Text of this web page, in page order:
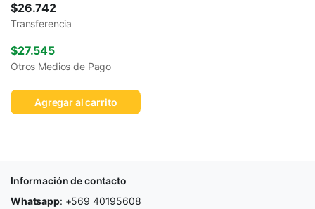
$26.742
Transferencia
$27.545
Otros Medios de Pago
Agregar al carrito
Información de contacto
Whatsapp: +569 40195608